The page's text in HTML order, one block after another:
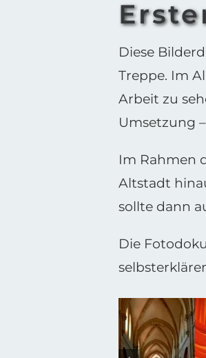
Diese
Treppe. Im
Arbeit zu
Umsetzung
Im Rahmen
Altstadt
sollte dann
Die